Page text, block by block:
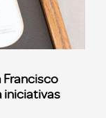
Francisco
iniciativas